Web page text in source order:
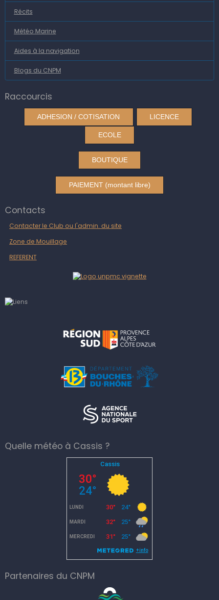
Récits
Météo Marine
Aides à la navigation
Blogs du CNPM
Raccourcis
ADHESION / COTISATION LICENCE
ECOLE
BOUTIQUE
PAIEMENT (montant libre)
Contacts
Contacter le Club ou l'admin. du site
Zone de Mouillage
REFERENT
Quelle météo à Cassis ?
Partenaires du CNPM